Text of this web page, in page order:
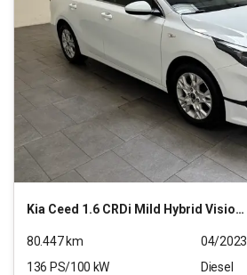
Kia Ceed 1.6 CRDi Mild Hybrid Vision (EURO 6d)
80.447km
04/2023
136 PS/100 kW Diesel